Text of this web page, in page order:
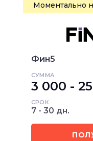
Моментально
Фин5
СУММА
3 000 -
СРОК
7 - 30 дн.